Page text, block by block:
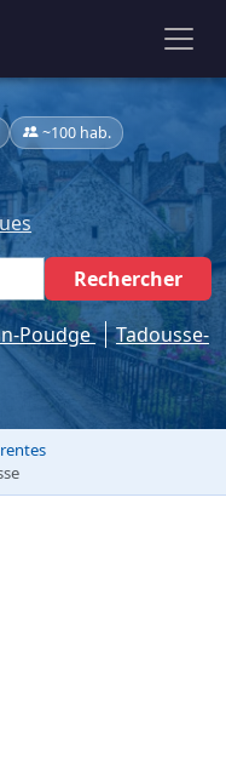
~100 hab.
Rechercher
Poudge
Tadousse-